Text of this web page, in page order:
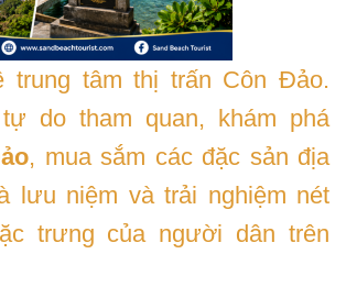
trung tâm thị trấn Côn Đảo.
do tham quan, khám phá
, mua sắm các đặc sản địa
lưu niệm và trải nghiệm nét
trưng của người dân trên